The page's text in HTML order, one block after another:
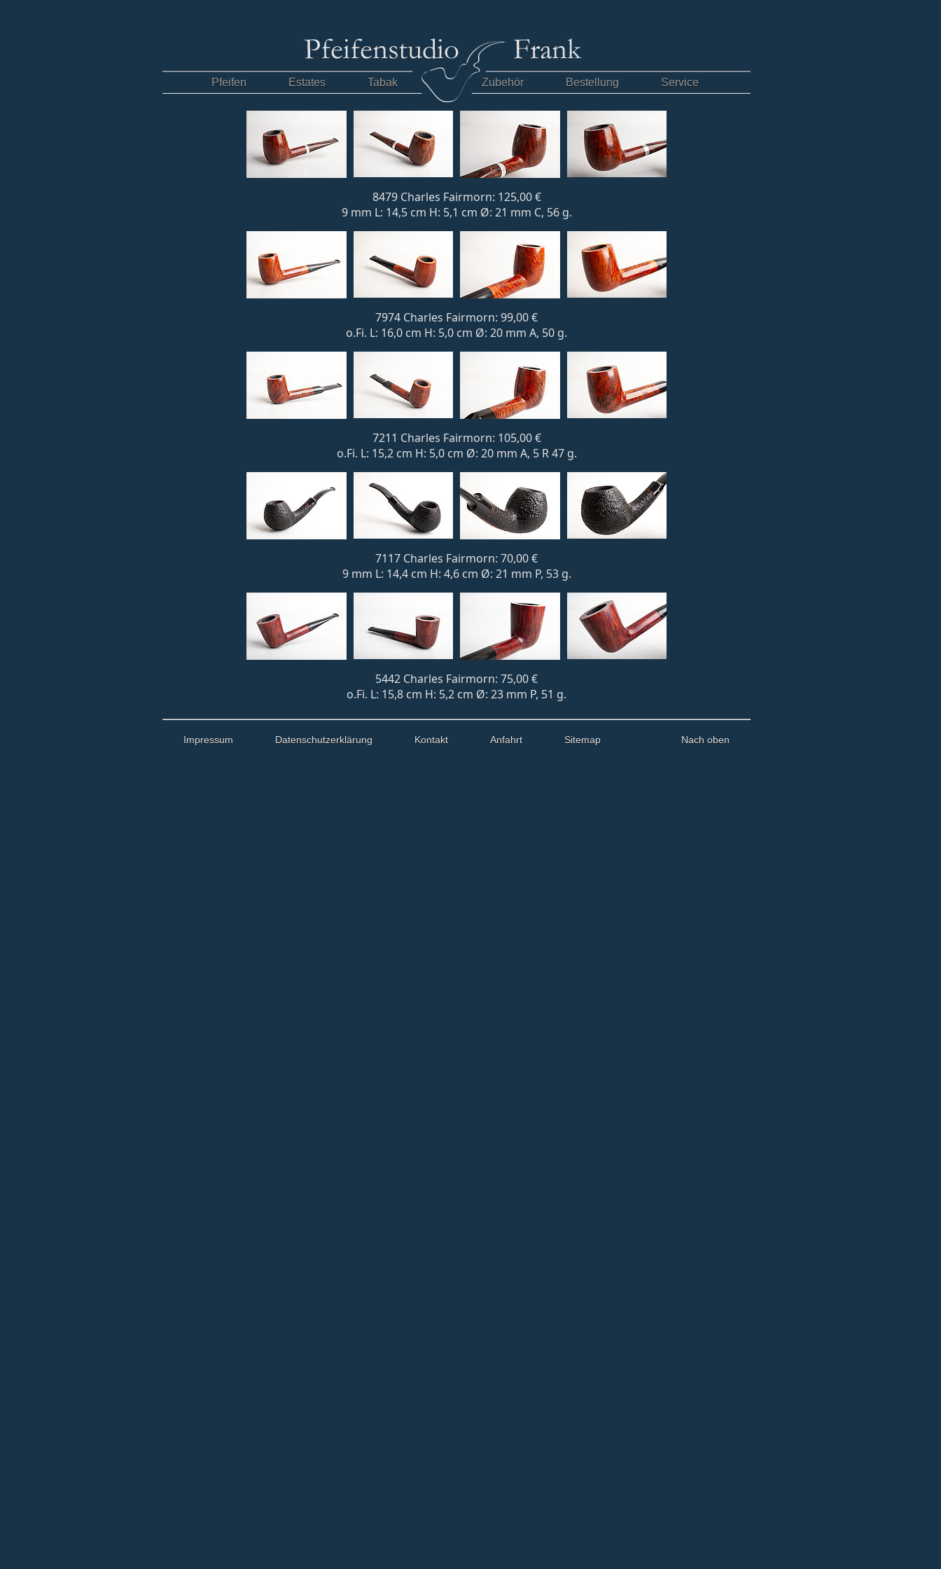
Pfeifen Estates Tabak Zubehör Bestellung Service
8479 Charles Fairmorn: 125,00 €
9 mm L: 14,5 cm H: 5,1 cm Ø: 21 mm C, 56 g.
7974 Charles Fairmorn: 99,00 €
o.Fi. L: 16,0 cm H: 5,0 cm Ø: 20 mm A, 50 g.
7211 Charles Fairmorn: 105,00 €
o.Fi. L: 15,2 cm H: 5,0 cm Ø: 20 mm A, 5 R 47 g.
7117 Charles Fairmorn: 70,00 €
9 mm L: 14,4 cm H: 4,6 cm Ø: 21 mm P, 53 g.
5442 Charles Fairmorn: 75,00 €
o.Fi. L: 15,8 cm H: 5,2 cm Ø: 23 mm P, 51 g.
Impressum Datenschutzerklärung Kontakt Anfahrt Sitemap Nach oben